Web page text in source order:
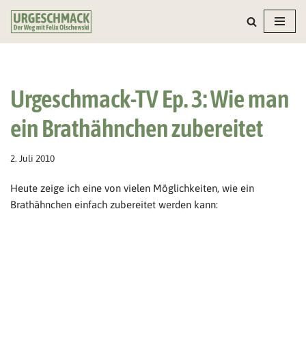
Zum
Urgeschmack-TV Ep. 3: Wie man
ein Brathähnchen zubereitet
2. Juli 2010
Heute zeige ich eine von vielen Möglichkeiten, wie ein
Brathähnchen einfach zubereitet werden kann: